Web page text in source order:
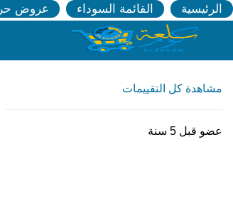
الرئيسية القائمة السوداء عروض
مشاهدة كل التقييمات
عضو قبل 5 سنة